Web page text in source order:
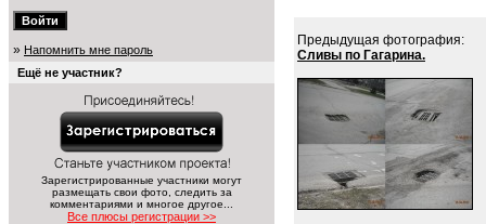
» Напомнить мне пароль
Ещё не участник?
Зарегистрированные участники могут
размещать свои фото, следить за
комментариями и многое другое...
Все плюсы регистрации >>
Предыдущая фотография:
Сливы по Гагарина.